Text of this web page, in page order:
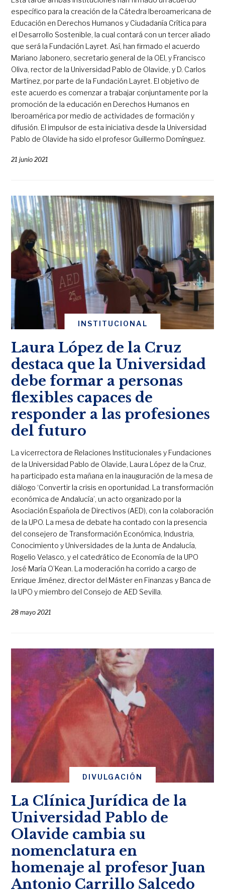
específico para la creación de la Cátedra Iberoamericana de
Educación en Derechos Humanos y Ciudadanía Crítica para
el Desarrollo Sostenible, la cual contará con un tercer aliado
que será la Fundación Layret. Así, han firmado el acuerdo
Mariano Jabonero, secretario general de la OEI, y Francisco
Oliva, rector de la Universidad Pablo de Olavide, y D. Carlos
Martínez, por parte de la Fundación Layret. El objetivo de
este acuerdo es comenzar a trabajar conjuntamente por la
promoción de la educación en Derechos Humanos en
Iberoamérica por medio de actividades de formación y
difusión. El impulsor de esta iniciativa desde la Universidad
Pablo de Olavide ha sido el profesor Guillermo Domínguez.
21 junio 2021
INSTITUCIONAL
Laura López de la Cruz
destaca que la Universidad
debe formar a personas
flexibles capaces de
responder a las profesiones
del futuro
La vicerrectora de Relaciones Institucionales y Fundaciones
de la Universidad Pablo de Olavide, Laura López de la Cruz,
ha participado esta mañana en la inauguración de la mesa de
diálogo ‘Convertir la crisis en oportunidad. La transformación
económica de Andalucía’, un acto organizado por la
Asociación Española de Directivos (AED), con la colaboración
de la UPO. La mesa de debate ha contado con la presencia
del consejero de Transformación Económica, Industria,
Conocimiento y Universidades de la Junta de Andalucía,
Rogelio Velasco, y el catedrático de Economía de la UPO
José María O’Kean. La moderación ha corrido a cargo de
Enrique Jiménez, director del Máster en Finanzas y Banca de
la UPO y miembro del Consejo de AED Sevilla.
28 mayo 2021
DIVULGACIÓN
La Clínica Jurídica de la
Universidad Pablo de
Olavide cambia su
nomenclatura en
homenaje al profesor Juan
Antonio Carrillo Salcedo